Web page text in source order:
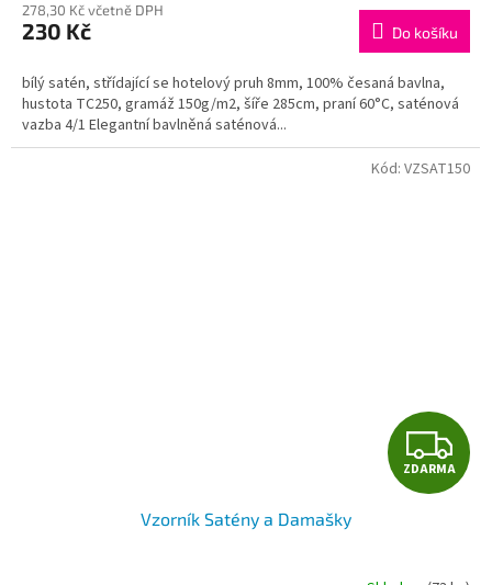
278,30 Kč včetně DPH
230 Kč Do košíku
bílý satén, střídající se hotelový pruh 8mm, 100% česaná bavlna,
hustota TC250, gramáž 150g/m2, šíře 285cm, praní 60°C, saténová
vazba 4/1 Elegantní bavlněná saténová...
Z
D
ZDARMA
Vzorník Satény a Damašky
Kód: VZSAT150